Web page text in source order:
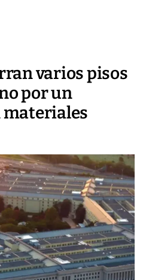
varios pisos
por un